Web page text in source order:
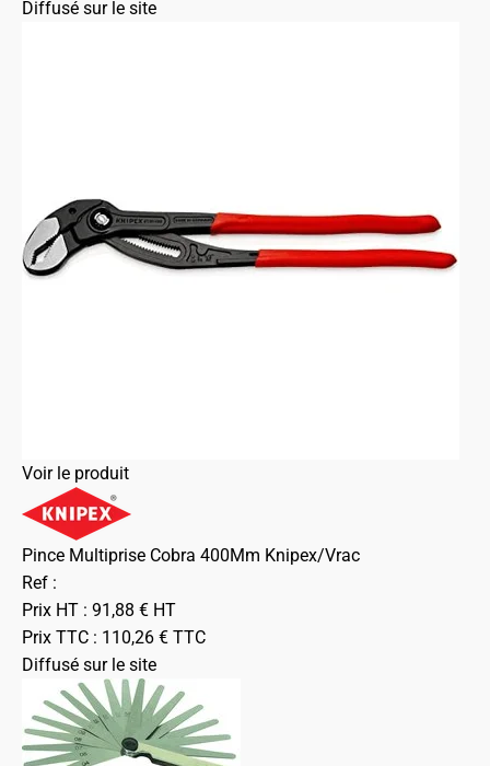
Diffusé sur le site
Voir le produit
Pince Multiprise Cobra 400Mm Knipex/Vrac
Ref :
Prix HT : 91,88 € HT
Prix TTC : 110,26 € TTC
Diffusé sur le site